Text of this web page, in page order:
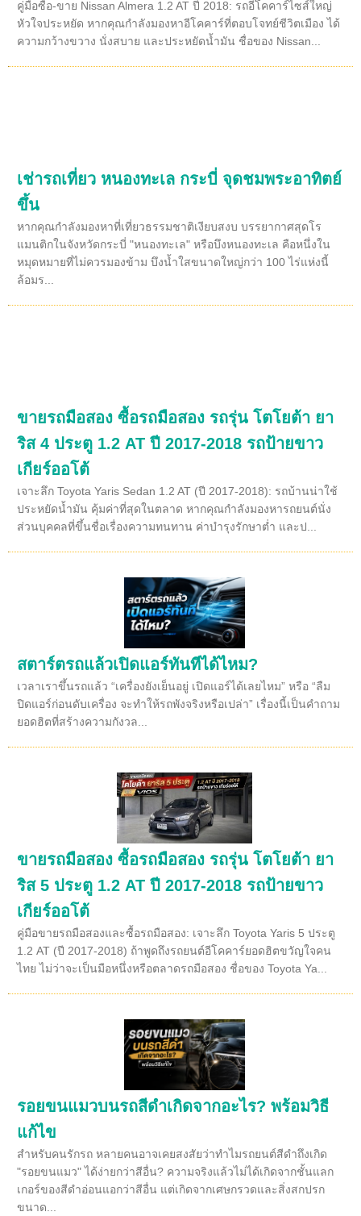
คู่มือซื้อ-ขาย Nissan Almera 1.2 AT ปี 2018: รถอีโคคาร์ไซส์ใหญ่
หัวใจประหยัด หากคุณกำลังมองหาอีโคคาร์ที่ตอบโจทย์ชีวิตเมือง ได้
ความกว้างขวาง นั่งสบาย และประหยัดน้ำมัน ชื่อของ Nissan...
เช่ารถเที่ยว หนองทะเล กระบี่ จุดชมพระอาทิตย์
ขึ้น
หากคุณกำลังมองหาที่เที่ยวธรรมชาติเงียบสงบ บรรยากาศสุดโร
แมนติกในจังหวัดกระบี่ "หนองทะเล" หรือบึงหนองทะเล คือหนึ่งใน
หมุดหมายที่ไม่ควรมองข้าม บึงน้ำใสขนาดใหญ่กว่า 100 ไร่แห่งนี้
ล้อมร...
ขายรถมือสอง ซื้อรถมือสอง รถรุ่น โตโยต้า ยา
ริส 4 ประตู 1.2 AT ปี 2017-2018 รถป้ายขาว
เกียร์ออโต้
เจาะลึก Toyota Yaris Sedan 1.2 AT (ปี 2017-2018): รถบ้านน่าใช้
ประหยัดน้ำมัน คุ้มค่าที่สุดในตลาด หากคุณกำลังมองหารถยนต์นั่ง
ส่วนบุคคลที่ขึ้นชื่อเรื่องความทนทาน ค่าบำรุงรักษาต่ำ และป...
สตาร์ตรถแล้วเปิดแอร์ทันทีได้ไหม?
เวลาเราขึ้นรถแล้ว “เครื่องยังเย็นอยู่ เปิดแอร์ได้เลยไหม” หรือ “ลืม
ปิดแอร์ก่อนดับเครื่อง จะทำให้รถพังจริงหรือเปล่า” เรื่องนี้เป็นคำถาม
ยอดฮิตที่สร้างความกังวล...
ขายรถมือสอง ซื้อรถมือสอง รถรุ่น โตโยต้า ยา
ริส 5 ประตู 1.2 AT ปี 2017-2018 รถป้ายขาว
เกียร์ออโต้
คู่มือขายรถมือสองและซื้อรถมือสอง: เจาะลึก Toyota Yaris 5 ประตู
1.2 AT (ปี 2017-2018) ถ้าพูดถึงรถยนต์อีโคคาร์ยอดฮิตขวัญใจคน
ไทย ไม่ว่าจะเป็นมือหนึ่งหรือตลาดรถมือสอง ชื่อของ Toyota Ya...
รอยขนแมวบนรถสีดำเกิดจากอะไร? พร้อมวิธี
แก้ไข
สำหรับคนรักรถ หลายคนอาจเคยสงสัยว่าทำไมรถยนต์สีดำถึงเกิด
"รอยขนแมว" ได้ง่ายกว่าสีอื่น? ความจริงแล้วไม่ได้เกิดจากชั้นแลก
เกอร์ของสีดำอ่อนแอกว่าสีอื่น แต่เกิดจากเศษกรวดและสิ่งสกปรก
ขนาด...